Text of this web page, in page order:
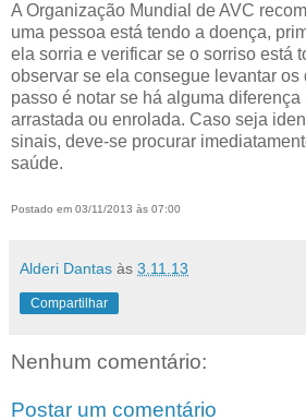
A Organização Mundial de AVC
uma pessoa está tendo a doença,
ela sorria e verificar se o sorriso está
observar se ela consegue levantar os
passo é notar se há alguma diferença
arrastada ou enrolada. Caso seja
sinais, deve-se procurar
saúde.
Postado em 03/11/2013 às 07:00
Alderi Dantas às 3.11.13
Compartilhar
Nenhum comentário:
Postar um comentário